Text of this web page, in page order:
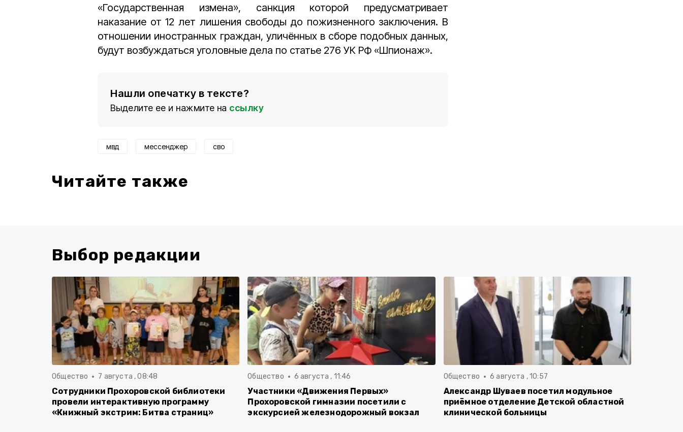
«Государственная измена», санкция которой предусматривает
наказание от 12 лет лишения свободы до пожизненного заключения. В
отношении иностранных граждан, уличённых в сборе подобных данных,
будут возбуждаться уголовные дела по статье 276 УК РФ «Шпионаж».
Нашли опечатку в тексте?
Выделите ее и нажмите на ссылку
мвд мессенджер сво
Читайте также
Выбор редакции
Общество 7 августа , 08:48
Сотрудники Прохоровской библиотеки
провели интерактивную программу
«Книжный экстрим: Битва страниц»
Общество 6 августа , 11:46
Участники «Движения Первых»
Прохоровской гимназии посетили с
экскурсией железнодорожный вокзал
Общество 6 августа , 10:57
Александр Шуваев посетил модульное
приёмное отделение Детской областной
клинической больницы